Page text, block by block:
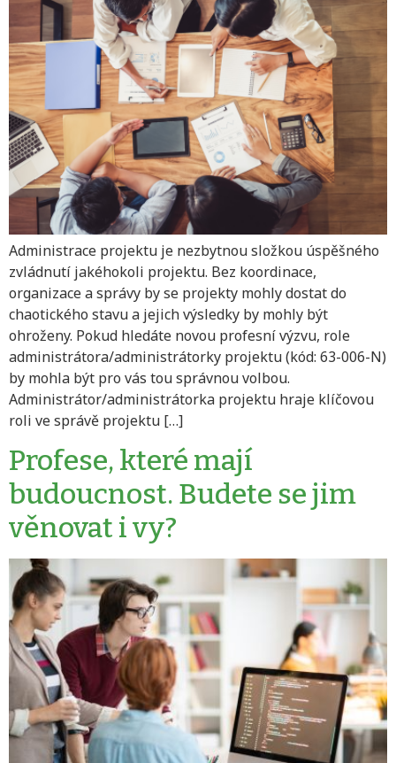
Administrace projektu je nezbytnou složkou úspěšného
zvládnutí jakéhokoli projektu. Bez koordinace,
organizace a správy by se projekty mohly dostat do
chaotického stavu a jejich výsledky by mohly být
ohroženy. Pokud hledáte novou profesní výzvu, role
administrátora/administrátorky projektu (kód: 63-006-N)
by mohla být pro vás tou správnou volbou.
Administrátor/administrátorka projektu hraje klíčovou
roli ve správě projektu […]
Profese, které mají
budoucnost. Budete se jim
věnovat i vy?